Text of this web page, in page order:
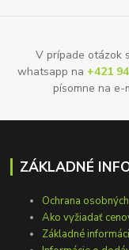
V prípade otázok
whatsapp na +421
písomne na e-
ZÁKLADNÉ
Ochrana
Ako vyžiadať
Základné